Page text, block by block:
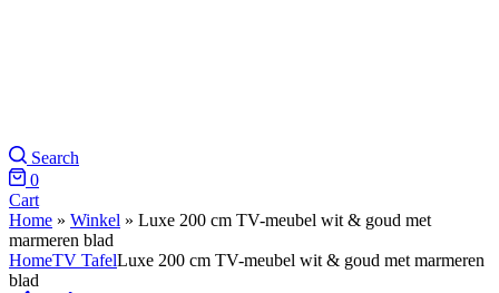
Search
0
Cart
Home » Winkel » Luxe 200 cm TV-meubel wit & goud met
marmeren blad
HomeTV TafelLuxe 200 cm TV-meubel wit & goud met marmeren
blad